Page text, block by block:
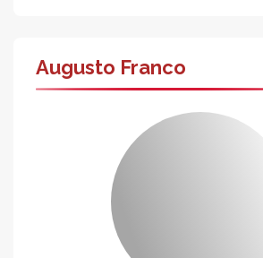
Augusto Franco